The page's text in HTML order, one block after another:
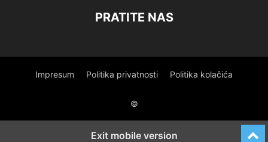
PRATITE NAS
Impresum Politika privatnosti Politika kolačića
©
Exit mobile version